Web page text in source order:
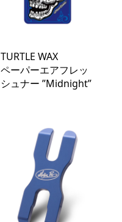
TURTLE WAX
ペーパーエアフレッ
シュナー ”Midnight”